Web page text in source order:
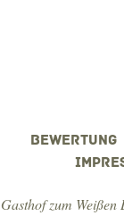
BEWERTUNG
Gasthof zum